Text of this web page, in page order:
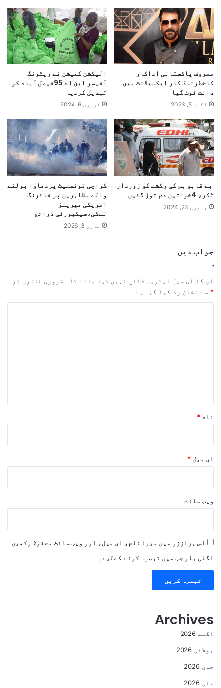
معروف پاکستانی اداکار
کاخطرناک کار ایکسیڈنٹ میں
دانت ٹوٹ گیا
اگست 5, 2023
الیکشن کمیشن نے ریٹرنگ
آفیسر این اے 95فیصل آباد کو
تبدیل کردیا
فروری 6, 2024
بے قابو بس کی رکشے کو زوردار
ٹکر، 4خواتین دم توڑ گئیں
جنوری 23, 2024
کراچی قونصلیٹ پردھاوا بولنے
والے مظاہرین پر فائرنگ
امریکی میرینز
نےکی،سیکیورٹی ذرائع
مارچ 3, 2026
جواب دیں
آپ کا ای میل ایڈریس شائع نہیں کیا جائے گا۔
ضروری خانوں کو
* سے نشان زد کیا گیا ہے
نام *
ای میل *
ویب‌ سائٹ
اس براؤزر میں میرا نام، ای میل، اور ویب سائٹ محفوظ رکھیں
اگلی بار جب میں تبصرہ کرنے کےلیے۔
Archives
اگست 2026
جولائی 2026
جون 2026
مئی 2026